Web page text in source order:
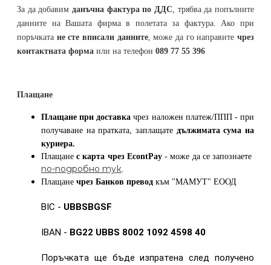
За да добавим данъчна фактура по ДДС , трябва да попълните
данните на Вашата фирма в полетата за фактура. Ако при
поръчката не сте вписали данните, може да го направитечрез
контактната форма или на телефон 089 77 55 396
Плащане
Плащане при доставка чрез наложен платеж/ППП - при
получаване на пратката, заплащате дължимата сума на
куриера.
Плащанес карта чрез EcontPay- може да се запознаете
по-подробно тук
Плащане чрез Банков превод към "МАМУТ" ЕООД
BIC - UBBSBGSF
IBAN - BG22 UBBS 8002 1092 4598 40
Поръчката ще бъде изпратена след получено